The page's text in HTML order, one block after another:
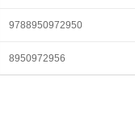
9788950972950
8950972956